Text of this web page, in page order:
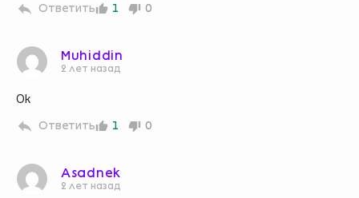
1 0
Ответить
Muhiddin
2 лет назад
Ok
1 0
Ответить
Asadnek
2 лет назад